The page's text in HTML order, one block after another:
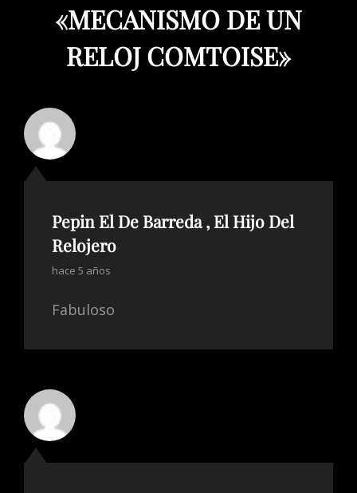
«MECANISMO DE UN
RELOJ COMTOISE»
Pepin El De Barreda , El Hijo Del
Relojero
hace 5 años
Fabuloso